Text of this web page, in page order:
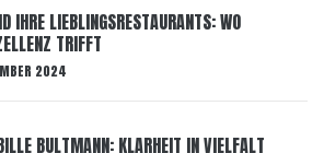
IHRE LIEBLINGSRESTAURANTS: WO
TRIFFT
2024
BULTMANN: KLARHEIT IN VIELFALT